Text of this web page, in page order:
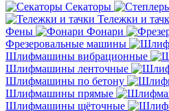
Секаторы
Тележки и
Фены
Фонари
Фрезеровальные машины
Шлифмашины вибрационные
Шлифмашины ленточные
Шлифмашины по бетону
Шлифмашины прямые
Шлифмашины щёточные